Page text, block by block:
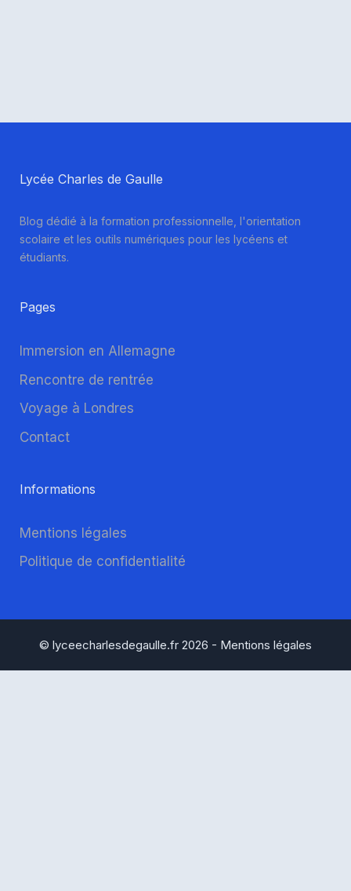
Lycée Charles de Gaulle
Blog dédié à la formation professionnelle, l'orientation
scolaire et les outils numériques pour les lycéens et
étudiants.
Pages
Immersion en Allemagne
Rencontre de rentrée
Voyage à Londres
Contact
Informations
Mentions légales
Politique de confidentialité
© lyceecharlesdegaulle.fr 2026 - Mentions légales